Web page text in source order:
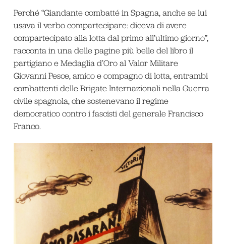
Perché “Giandante combatté in Spagna, anche se lui
usava il verbo compartecipare: diceva di avere
compartecipato alla lotta dal primo all’ultimo giorno”,
racconta in una delle pagine più belle del libro il
partigiano e Medaglia d’Oro al Valor Militare
Giovanni Pesce, amico e compagno di lotta, entrambi
combattenti delle Brigate Internazionali nella Guerra
civile spagnola, che sostenevano il regime
democratico contro i fascisti del generale Francisco
Franco.